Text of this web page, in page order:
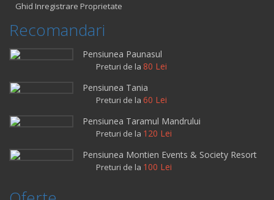
Ghid Inregistrare Proprietate
Recomandari
Pensiunea Paunasul
Preturi de la 80 Lei
Pensiunea Tania
Preturi de la 60 Lei
Pensiunea Taramul Mandrului
Preturi de la 120 Lei
Pensiunea Montien Events & Society Resort
Preturi de la 100 Lei